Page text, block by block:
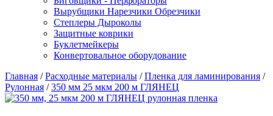
Вырубщики Нарезчики Обрезчики
Степлеры Дыроколы
Защитные коврики
Буклетмейкеры
Конвертовальное оборудование
Главная / Расходные материалы / Пленка для ламинирования /
Рулонная / 350 мм 25 мкм 200 м ГЛЯНЕЦ